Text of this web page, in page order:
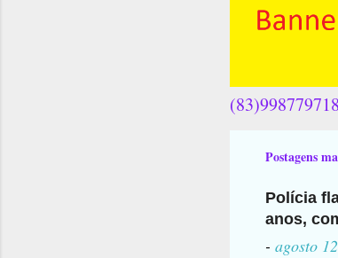
Postagens
Polícia
anos,
- agosto